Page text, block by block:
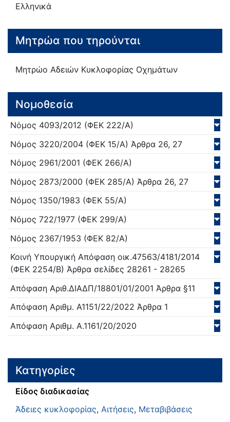
Ελληνικά
Μητρώα που τηρούνται
Μητρώο Αδειών Κυκλοφορίας Οχημάτων
Νομοθεσία
Νόμος 4093/2012 (ΦΕΚ 222/Α)
Νόμος 3220/2004 (ΦΕΚ 15/Α) Άρθρα 26, 27
Νόμος 2961/2001 (ΦΕΚ 266/Α)
Νόμος 2873/2000 (ΦΕΚ 285/Α) Άρθρα 26, 27
Νόμος 1350/1983 (ΦΕΚ 55/Α)
Νόμος 722/1977 (ΦΕΚ 299/Α)
Νόμος 2367/1953 (ΦΕΚ 82/Α)
Κοινή Υπουργική Απόφαση οικ.47563/4181/2014
(ΦΕΚ 2254/Β) Άρθρα σελίδες 28261 - 28265
Απόφαση Αριθ.ΔΙΑΔΠ/18801/01/2001 Άρθρα §11
Απόφαση Αριθμ. Α1151/22/2022 Άρθρα 1
Απόφαση Αριθμ. Α.1161/20/2020
Κατηγορίες
Είδος διαδικασίας
Άδειες κυκλοφορίας, Αιτήσεις, Μεταβιβάσεις